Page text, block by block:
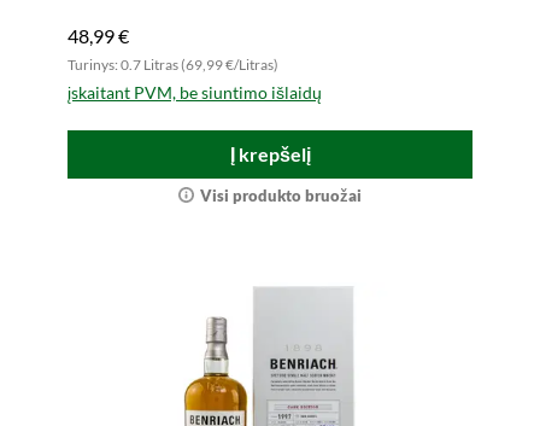
48,99 €
Turinys: 0.7 Litras (69,99 €/Litras)
įskaitant PVM, be siuntimo išlaidų
Į krepšelį
Visi produkto bruožai